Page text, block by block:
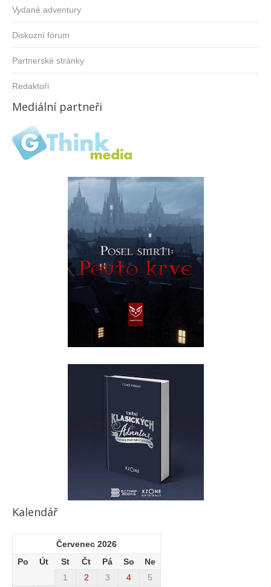
Vydané adventury
Diskuzní fórum
Partnerské stránky
Redaktoři
Mediální partneři
Kalendář
Červenec 2026
Po
Út St Čt Pá So Ne
1 2 3 4
5